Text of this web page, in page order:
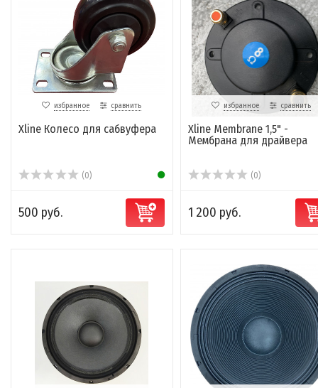
избранное сравнить
Xline Колесо для сабвуфера
(0)
500 руб.
избранное сравнить
Xline Membrane 1,5" -
Мембрана для драйвера
(0)
1 200 руб.